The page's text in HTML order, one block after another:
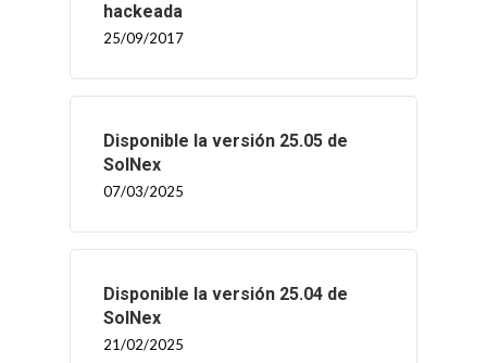
hackeada
25/09/2017
Disponible la versión 25.05 de
SolNex
07/03/2025
Disponible la versión 25.04 de
SolNex
21/02/2025